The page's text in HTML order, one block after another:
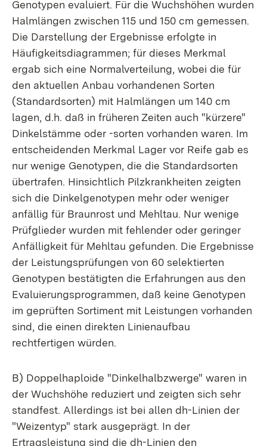
Genotypen evaluiert. Für die Wuchshöhen wurden
Halmlängen zwischen 115 und 150 cm gemessen.
Die Darstellung der Ergebnisse erfolgte in
Häufigkeitsdiagrammen; für dieses Merkmal
ergab sich eine Normalverteilung, wobei die für
den aktuellen Anbau vorhandenen Sorten
(Standardsorten) mit Halmlängen um 140 cm
lagen, d.h. daß in früheren Zeiten auch "kürzere"
Dinkelstämme oder -sorten vorhanden waren. Im
entscheidenden Merkmal Lager vor Reife gab es
nur wenige Genotypen, die die Standardsorten
übertrafen. Hinsichtlich Pilzkrankheiten zeigten
sich die Dinkelgenotypen mehr oder weniger
anfällig für Braunrost und Mehltau. Nur wenige
Prüfglieder wurden mit fehlender oder geringer
Anfälligkeit für Mehltau gefunden. Die Ergebnisse
der Leistungsprüfungen von 60 selektierten
Genotypen bestätigten die Erfahrungen aus den
Evaluierungsprogrammen, daß keine Genotypen
im geprüften Sortiment mit Leistungen vorhanden
sind, die einen direkten Linienaufbau
rechtfertigen würden.
B) Doppelhaploide "Dinkelhalbzwerge" waren in
der Wuchshöhe reduziert und zeigten sich sehr
standfest. Allerdings ist bei allen dh-Linien der
"Weizentyp" stark ausgeprägt. In der
Ertragsleistung sind die dh-Linien den